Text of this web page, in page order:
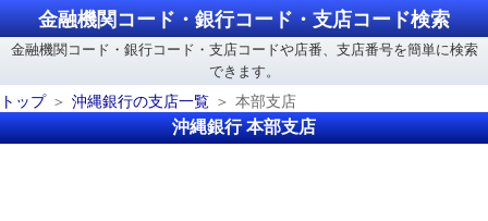
金融機関コード・銀行コード・支店コード検索
金融機関コード・銀行コード・支店コードや店番、支店番号を簡単に検索
できます。
トップ
沖縄銀行の支店一覧 本部支店
沖縄銀行 本部支店